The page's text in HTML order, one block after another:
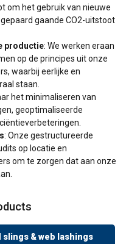
om het gebruik van nieuwe
gaande CO2-uitstoot
productie: We werken eraan
op de principes uit onze
waarbij eerlijke en
staan.
het minimaliseren van
geoptimaliseerde
: Onze gestructureerde
op locatie en
om te zorgen dat aan onze
& web lashings